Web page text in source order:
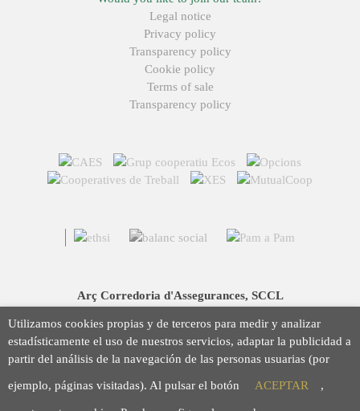
Legal notice
Privacy policy
Transparency policy
Cookie policy
Terms of sale
Transparency policy
Arç Corredoria d'Assegurances, SCCL
93 423 46 02
info@arc.coop
Utilizamos cookies propias y de terceros para medir y analizar
estadísticamente el uso de nuestros servicios, adaptar la publicidad a
partir del análisis de la navegación de las personas usuarias (por
ejemplo, páginas visitadas). Al pulsar el botón ACEPTAR ,